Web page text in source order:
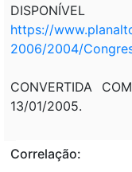
https://
2006/2004/
CONVERTIDA
13/01/2005.
Correlação: